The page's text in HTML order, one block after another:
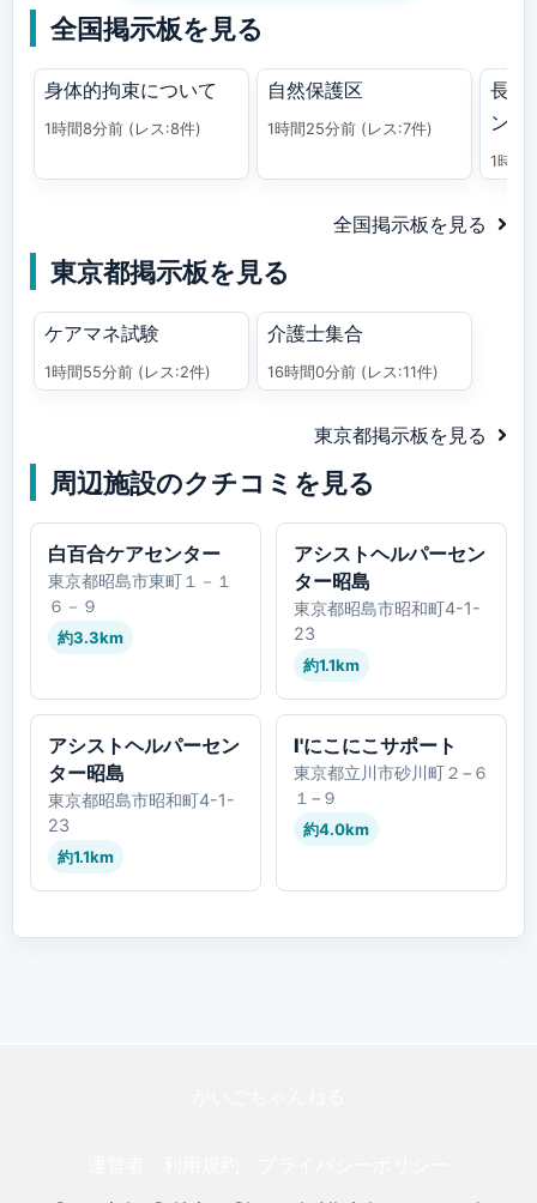
全国掲示板を見る
身体的拘束について
1時間8分前 (レス:8件)
自然保護区
1時間25分前 (レス:7件)
長谷
ン
1時間
全国掲示板を見る
東京都掲示板を見る
ケアマネ試験
1時間55分前 (レス:2件)
介護士集合
16時間0分前 (レス:11件)
東京都掲示板を見る
周辺施設のクチコミを見る
白百合ケアセンター
東京都昭島市東町１－１
６－９
約3.3km
アシストヘルパーセン
ター昭島
東京都昭島市昭和町4-1-
23
約1.1km
アシストヘルパーセン
ター昭島
東京都昭島市昭和町4-1-
23
約1.1km
I'にこにこサポート
東京都立川市砂川町２−６
１−９
約4.0km